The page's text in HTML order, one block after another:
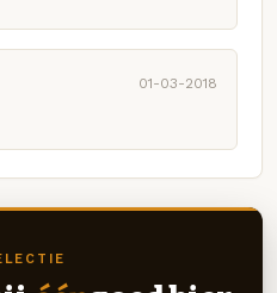
01-03-2018